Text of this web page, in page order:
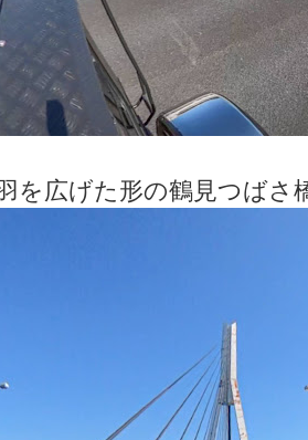
を広げた形の鶴見つばさ